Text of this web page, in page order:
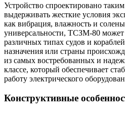
Устройство спроектировано
выдерживать жесткие условия
как вибрация, влажность и
универсальности, ТСЗМ-80 может
различных типах судов и
назначения или страны
из самых востребованных и
классе, который обеспечивает
работу электрического
Конструктивные